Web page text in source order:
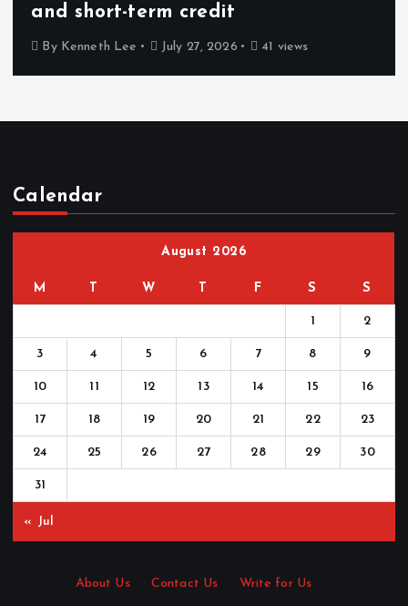
and short-term credit
By Kenneth Lee July 27, 2026 41 views
Calendar
August 2026
M T W T F S S
1 2
3 4 5 6 7 8 9
10 11 12 13 14 15 16
17 18 19 20 21 22 23
24 25 26 27 28 29 30
31
« Jul
About Us · Contact Us · Write for Us ·